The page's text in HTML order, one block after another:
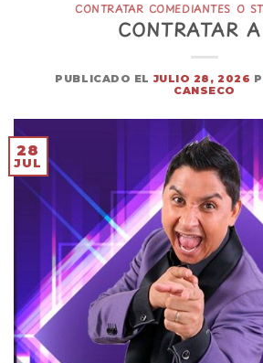
CONTRATAR COMEDIANTES O
CONTRATAR
PUBLICADO EL JULIO 28, 2026
CANSECO
28
JUL